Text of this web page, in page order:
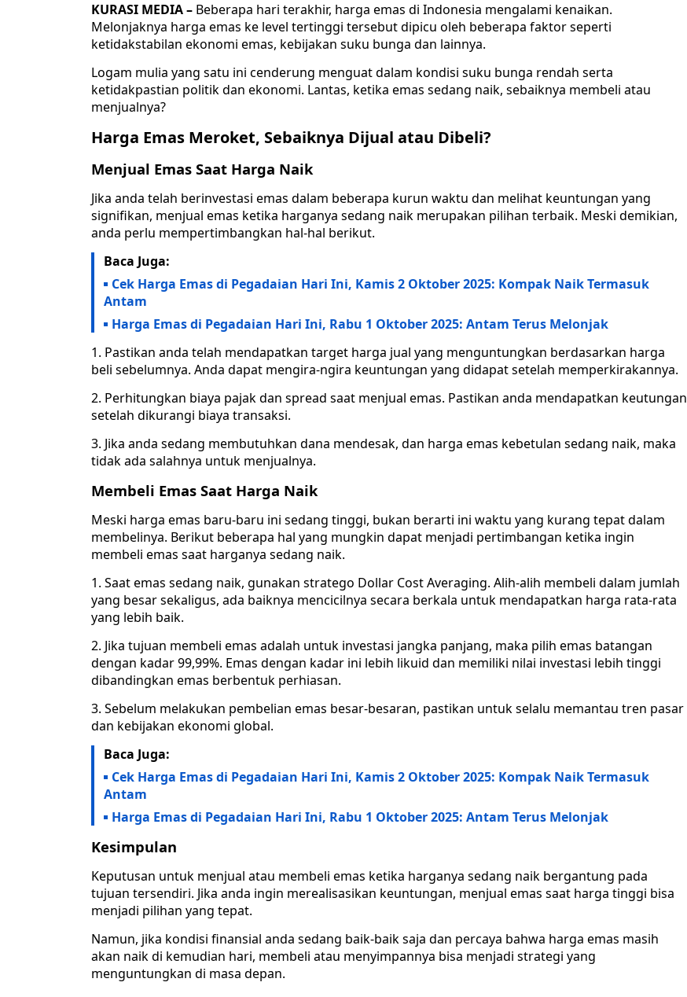
KURASI MEDIA – Beberapa hari terakhir, harga emas di Indonesia mengalami kenaikan.
Melonjaknya harga emas ke level tertinggi tersebut dipicu oleh beberapa faktor seperti
ketidakstabilan ekonomi emas, kebijakan suku bunga dan lainnya.
Logam mulia yang satu ini cenderung menguat dalam kondisi suku bunga rendah serta
ketidakpastian politik dan ekonomi. Lantas, ketika emas sedang naik, sebaiknya membeli atau
menjualnya?
Harga Emas Meroket, Sebaiknya Dijual atau Dibeli?
Menjual Emas Saat Harga Naik
Jika anda telah berinvestasi emas dalam beberapa kurun waktu dan melihat keuntungan yang
signifikan, menjual emas ketika harganya sedang naik merupakan pilihan terbaik. Meski demikian,
anda perlu mempertimbangkan hal-hal berikut.
Baca Juga:
Cek Harga Emas di Pegadaian Hari Ini, Kamis 2 Oktober 2025: Kompak Naik Termasuk
Antam
Harga Emas di Pegadaian Hari Ini, Rabu 1 Oktober 2025: Antam Terus Melonjak
1. Pastikan anda telah mendapatkan target harga jual yang menguntungkan berdasarkan harga
beli sebelumnya. Anda dapat mengira-ngira keuntungan yang didapat setelah memperkirakannya.
2. Perhitungkan biaya pajak dan spread saat menjual emas. Pastikan anda mendapatkan keutungan
setelah dikurangi biaya transaksi.
3. Jika anda sedang membutuhkan dana mendesak, dan harga emas kebetulan sedang naik, maka
tidak ada salahnya untuk menjualnya.
Membeli Emas Saat Harga Naik
Meski harga emas baru-baru ini sedang tinggi, bukan berarti ini waktu yang kurang tepat dalam
membelinya. Berikut beberapa hal yang mungkin dapat menjadi pertimbangan ketika ingin
membeli emas saat harganya sedang naik.
1. Saat emas sedang naik, gunakan stratego Dollar Cost Averaging. Alih-alih membeli dalam jumlah
yang besar sekaligus, ada baiknya mencicilnya secara berkala untuk mendapatkan harga rata-rata
yang lebih baik.
2. Jika tujuan membeli emas adalah untuk investasi jangka panjang, maka pilih emas batangan
dengan kadar 99,99%. Emas dengan kadar ini lebih likuid dan memiliki nilai investasi lebih tinggi
dibandingkan emas berbentuk perhiasan.
3. Sebelum melakukan pembelian emas besar-besaran, pastikan untuk selalu memantau tren pasar
dan kebijakan ekonomi global.
Baca Juga:
Cek Harga Emas di Pegadaian Hari Ini, Kamis 2 Oktober 2025: Kompak Naik Termasuk
Antam
Harga Emas di Pegadaian Hari Ini, Rabu 1 Oktober 2025: Antam Terus Melonjak
Kesimpulan
Keputusan untuk menjual atau membeli emas ketika harganya sedang naik bergantung pada
tujuan tersendiri. Jika anda ingin merealisasikan keuntungan, menjual emas saat harga tinggi bisa
menjadi pilihan yang tepat.
Namun, jika kondisi finansial anda sedang baik-baik saja dan percaya bahwa harga emas masih
akan naik di kemudian hari, membeli atau menyimpannya bisa menjadi strategi yang
menguntungkan di masa depan.